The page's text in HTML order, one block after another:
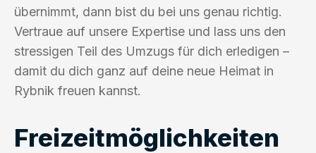
übernimmt, dann bist du bei uns genau richtig.
Vertraue auf unsere Expertise und lass uns den
stressigen Teil des Umzugs für dich erledigen –
damit du dich ganz auf deine neue Heimat in
Rybnik freuen kannst.
Freizeitmöglichkeiten